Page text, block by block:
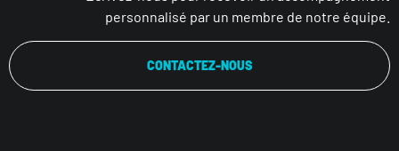
personnalisé par un membre de notre équipe.
CONTACTEZ-NOUS